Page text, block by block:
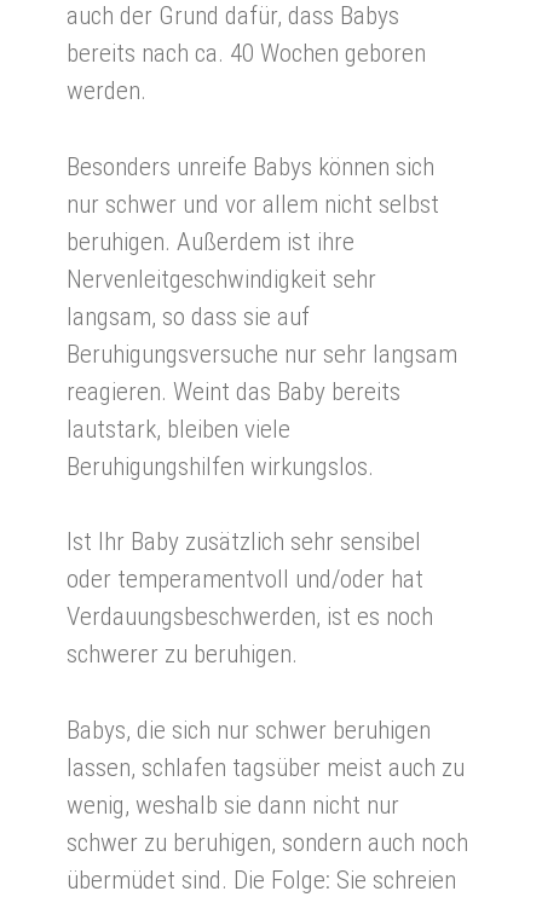
auch der Grund dafür, dass Babys
bereits nach ca. 40 Wochen geboren
werden.
Besonders unreife Babys können sich
nur schwer und vor allem nicht selbst
beruhigen. Außerdem ist ihre
Nervenleitgeschwindigkeit sehr
langsam, so dass sie auf
Beruhigungsversuche nur sehr langsam
reagieren. Weint das Baby bereits
lautstark, bleiben viele
Beruhigungshilfen wirkungslos.
Ist Ihr Baby zusätzlich sehr sensibel
oder temperamentvoll und/oder hat
Verdauungsbeschwerden, ist es noch
schwerer zu beruhigen.
Babys, die sich nur schwer beruhigen
lassen, schlafen tagsüber meist auch zu
wenig, weshalb sie dann nicht nur
schwer zu beruhigen, sondern auch noch
übermüdet sind. Die Folge: Sie schreien